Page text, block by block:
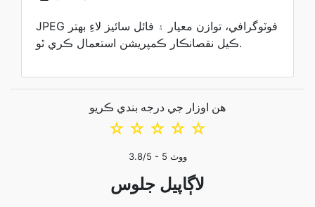
JPEG فوٽوگرافي، توازن معيار ۽ فائل سائيز لاءِ بهتر
ڪيل نقصانڪار ڪمپريشن استعمال ڪري ٿو.
هن اوزار جي درجه بندي ڪريو
☆
☆
☆
☆
☆
3.8/5 - 5 ووٽ
لاڳاپيل جلوس